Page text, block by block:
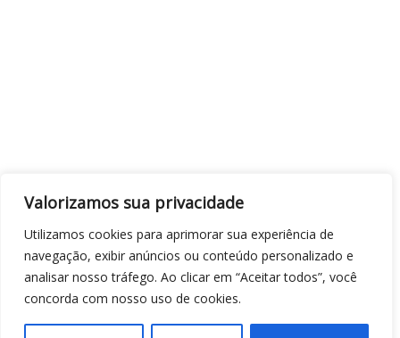
Valorizamos sua privacidade
Utilizamos cookies para aprimorar sua experiência de
navegação, exibir anúncios ou conteúdo personalizado e
analisar nosso tráfego. Ao clicar em “Aceitar todos”, você
concorda com nosso uso de cookies.